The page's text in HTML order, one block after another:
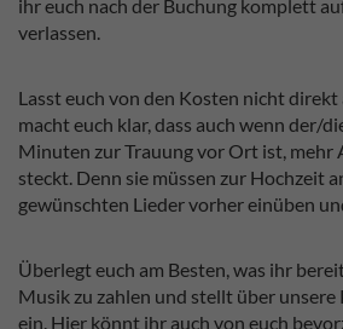
ihr euch nach der Buchung komplett
verlassen.
Lasst euch von den Kosten nicht direkt
macht euch klar, dass auch wenn der/
Minuten zur Trauung vor Ort ist,
steckt. Denn sie müssen zur Hochzeit
gewünschten Lieder vorher einüben
Überlegt euch am Besten, was ihr
Musik zu zahlen und stellt über
ein. Hier könnt ihr auch von euch